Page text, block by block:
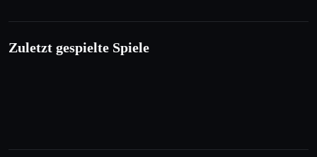
Zuletzt gespielte Spiele